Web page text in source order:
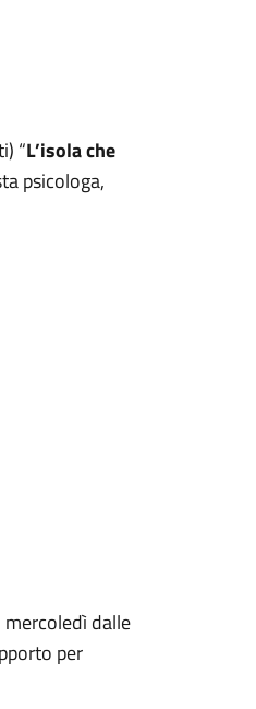
“L’isola che
psicologa,
mercoledì dalle
per